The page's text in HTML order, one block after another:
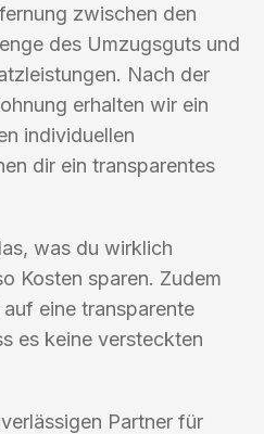
zwischen den
des Umzugsguts und
Nach der
erhalten wir ein
individuellen
dir ein transparentes
was du wirklich
Kosten sparen. Zudem
eine transparente
es keine versteckten
Partner für